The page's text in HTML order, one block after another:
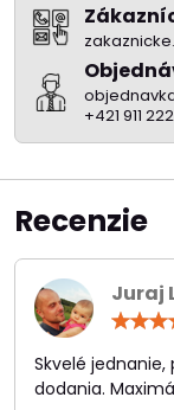
+421 911
Recenzie
Juraj
Skvelé
dodania.